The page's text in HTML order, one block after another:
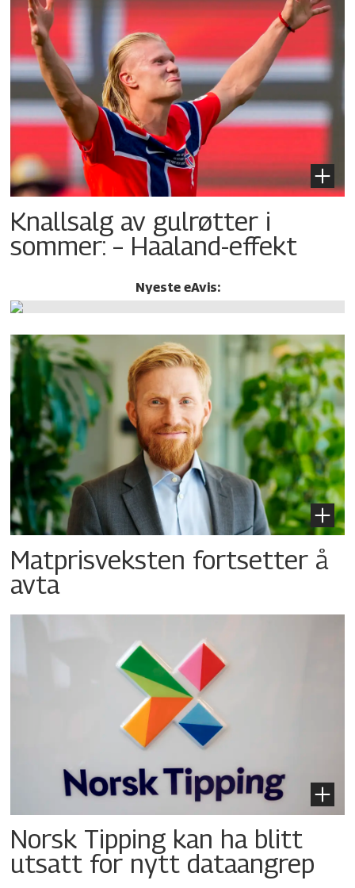
Knallsalg av gulrøtter i
sommer: – Haaland-effekt
Nyeste eAvis:
Matprisveksten fortsetter å
avta
Norsk Tipping kan ha blitt
utsatt for nytt dataangrep